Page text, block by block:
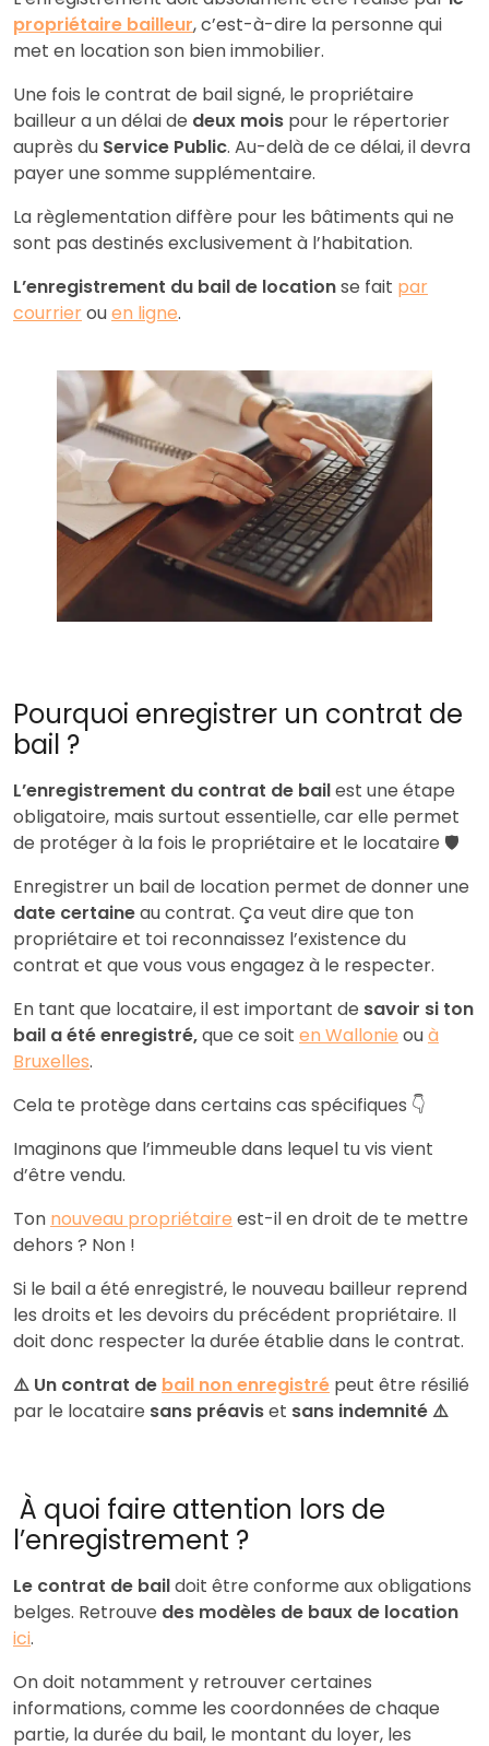
propriétaire bailleur, c’est-à-dire la personne qui
met en location son bien immobilier.
Une fois le contrat de bail signé, le propriétaire
bailleur a un délai de deux mois pour le répertorier
auprès du Service Public. Au-delà de ce délai, il devra
payer une somme supplémentaire.
La règlementation diffère pour les bâtiments qui ne
sont pas destinés exclusivement à l’habitation.
L’enregistrement du bail de locationse fait par
courrierouen ligne.
Pourquoi enregistrer un contrat de
bail ?
L’enregistrement du contrat de bailest une étape
obligatoire, mais surtout essentielle, car elle permet
de protéger à la fois le propriétaire et le locataire 🛡️
Enregistrer un bail de location permet de donner une
date certaineau contrat. Ça veut dire que ton
propriétaire et toi reconnaissez l’existence du
contrat et que vous vous engagez à le respecter.
En tant que locataire, il est important de savoir si ton
bail a été enregistré,que ce soit en Wallonie ouà
Bruxelles.
Cela te protège dans certains cas spécifiques 👇
Imaginons que l’immeuble dans lequel tu vis vient
d’être vendu.
Ton nouveau propriétaire est-il en droit de te mettre
dehors ? Non !
Si le bail a été enregistré, le nouveau bailleur reprend
les droits et les devoirs du précédent propriétaire. Il
doit donc respecter la durée établie dans le contrat.
⚠️ Un contrat de bail non enregistré peut être résilié
par le locataire sans préaviset sans indemnité ⚠️
À quoi faire attention lors de
l’enregistrement ?
Le contrat de baildoit être conforme aux obligations
belges. Retrouve des modèles de baux de location
ici.
On doit notamment y retrouver certaines
informations, comme les coordonnées de chaque
partie, la durée du bail, le montant du loyer, les